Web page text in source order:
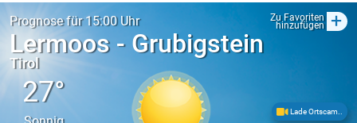
Prognose für 15:00 Uhr Zu Favoriten
hinzufügen +
Lermoos - Grubigstein
Tirol
27°
Lade Ortscam..